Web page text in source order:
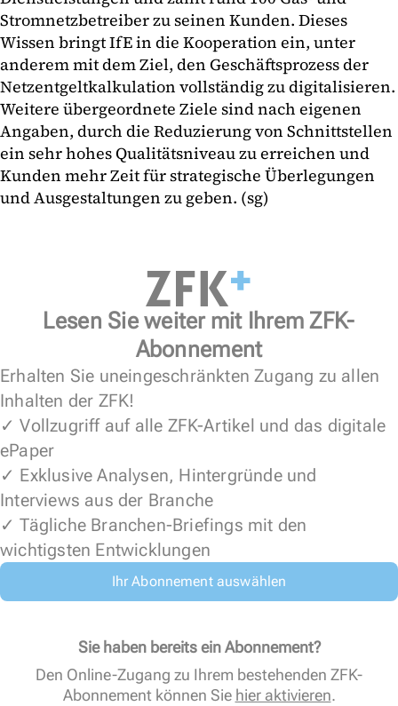
Stromnetzbetreiber zu seinen Kunden. Dieses
Wissen bringt IfE in die Kooperation ein, unter
anderem mit dem Ziel, den Geschäftsprozess der
Netzentgeltkalkulation vollständig zu digitalisieren.
Weitere übergeordnete Ziele sind nach eigenen
Angaben, durch die Reduzierung von Schnittstellen
ein sehr hohes Qualitätsniveau zu erreichen und
Kunden mehr Zeit für strategische Überlegungen
und Ausgestaltungen zu geben. (sg)
Lesen Sie weiter mit Ihrem ZFK-
Abonnement
Erhalten Sie uneingeschränkten Zugang zu allen
Inhalten der ZFK!
✓ Vollzugriff auf alle ZFK-Artikel und das digitale
ePaper
✓ Exklusive Analysen, Hintergründe und
Interviews aus der Branche
✓ Tägliche Branchen-Briefings mit den
wichtigsten Entwicklungen
Ihr Abonnement auswählen
Sie haben bereits ein Abonnement?
Den Online-Zugang zu Ihrem bestehenden ZFK-
Abonnement können Sie hier aktivieren.